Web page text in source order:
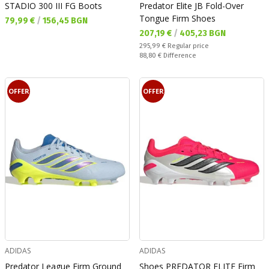
STADIO 300 III FG Boots
Текуща цена:
79,99 € / 156,45 BGN
Predator Elite JB Fold-Over
Tongue Firm Shoes
Текуща цена:
207,19 € / 405,23 BGN
Regular price:
295,99 € Regular price
Спестявате:
88,80 € Difference
OFFER
ADIDAS
Predator League Firm Ground
OFFER
ADIDAS
Shoes PREDATOR ELITE Firm